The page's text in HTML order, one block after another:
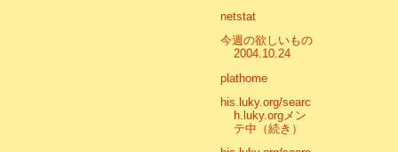
netstat
今週の欲しいもの
2004.10.24
plathome
his.luky.org/searc
h.luky.orgメン
テ中（続き）